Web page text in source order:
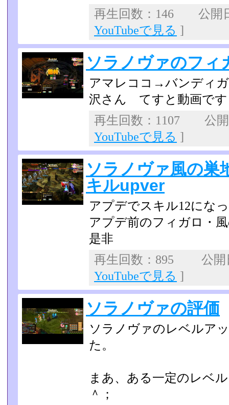
再生回数：146 公開
YouTubeで見る ]
ソラノヴァのフィ
アマレココ→バンディ
沢さん てすと動画で
再生回数：1107 公
YouTubeで見る ]
ソラノヴァ風の
キルupver
アプデでスキル12にな
アプデ前のフィガロ・
是非
再生回数：895 公
YouTubeで見る ]
ソラノヴァの評価
ソラノヴァのレベルア
た。
まあ、ある一定のレベ
＾；